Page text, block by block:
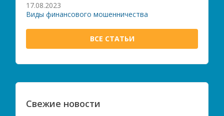
17.08.2023
Виды финансового мошенничества
ВСЕ СТАТЬИ
Свежие новости